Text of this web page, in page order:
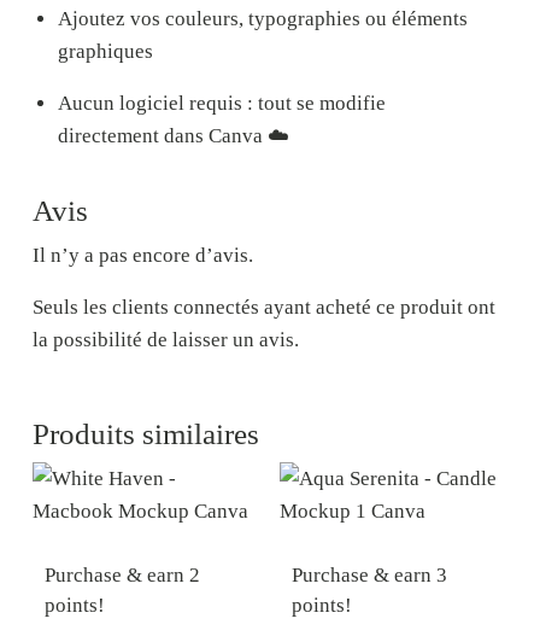
Ajoutez vos couleurs, typographies ou éléments
graphiques
Aucun logiciel requis : tout se modifie
directement dans Canva☁️
Avis
Il n’y a pas encore d’avis.
Seuls les clients connectés ayant acheté ce produit ont
la possibilité de laisser un avis.
Produits similaires
Purchase & earn 2
points!
Purchase & earn 3
points!